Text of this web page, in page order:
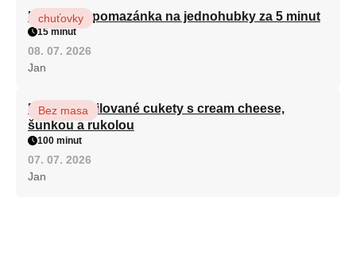
Královská pomazánka na jednohubky za 5 minut
chuťovky
15 minut
08. 07. 2026
Jan
Roláda z grilované cukety s cream cheese,
šunkou a rukolou
Bez masa
100 minut
07. 07. 2026
Jan